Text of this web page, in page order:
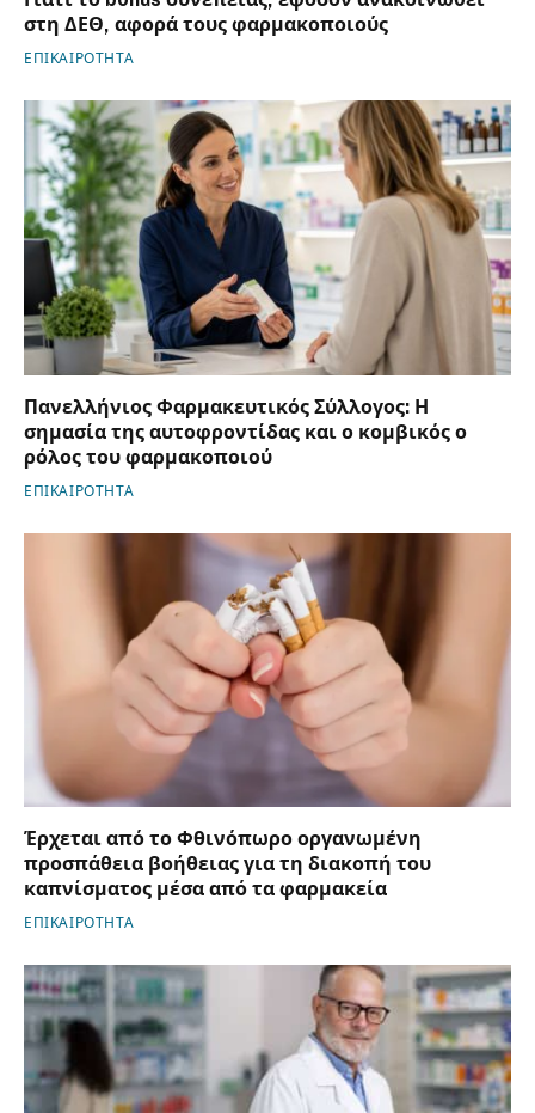
στη ΔΕΘ, αφορά τους φαρμακοποιούς
ΕΠΙΚΑΙΡΟΤΗΤΑ
Πανελλήνιος Φαρμακευτικός Σύλλογος: Η
σημασία της αυτοφροντίδας και ο κομβικός ο
ρόλος του φαρμακοποιού
ΕΠΙΚΑΙΡΟΤΗΤΑ
Έρχεται από το Φθινόπωρο οργανωμένη
προσπάθεια βοήθειας για τη διακοπή του
καπνίσματος μέσα από τα φαρμακεία
ΕΠΙΚΑΙΡΟΤΗΤΑ